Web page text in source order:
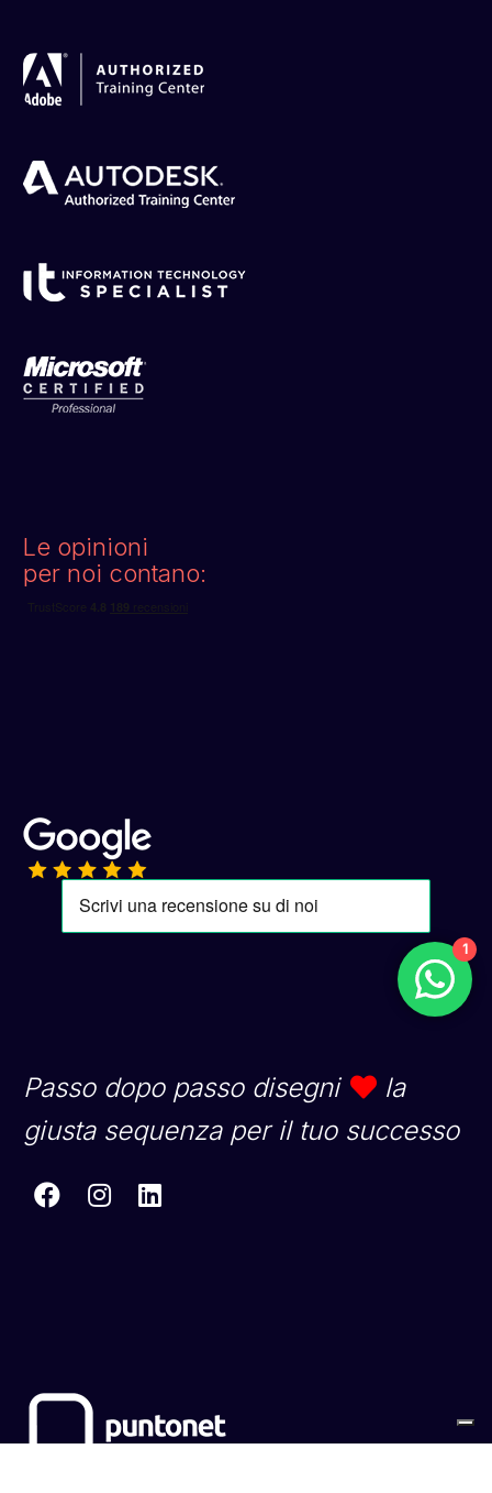
Le opinioni
per noi contano:
Passo dopo passo disegni
la
giusta sequenza per il tuo successo
1